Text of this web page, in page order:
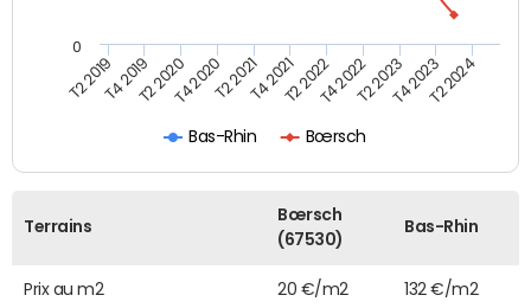
Bas-Rhin Bœrsch
T2 2019T4 2019T2 2020T4 2020T2 2021T4 2021T2 2022T4 2022T2 2023T4 2023T2 2024
0
Terrains
Bœrsch
(67530)
Bas-Rhin
Prix au m2 20 €/m2 132 €/m2